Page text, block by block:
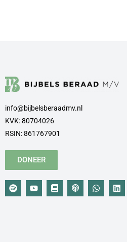
info@bijbelsberaadmv.nl
KVK: 80704026
RSIN: 861767901
DONEER